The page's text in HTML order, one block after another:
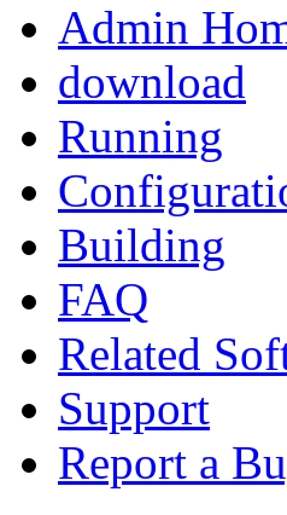
Admin
download
Running
Building
FAQ
Related
Support
Report a